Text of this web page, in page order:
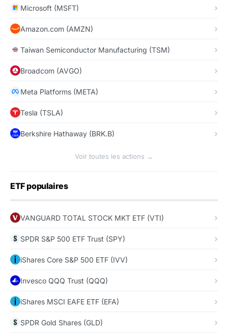
Microsoft (MSFT)
Amazon.com (AMZN)
Taiwan Semiconductor Manufacturing (TSM)
Broadcom (AVGO)
Meta Platforms (META)
Tesla (TSLA)
Berkshire Hathaway (BRK.B)
Voir toutes les actions →
ETF populaires
VANGUARD TOTAL STOCK MKT ETF (VTI)
SPDR S&P 500 ETF Trust (SPY)
iShares Core S&P 500 ETF (IVV)
Invesco QQQ Trust (QQQ)
iShares MSCI EAFE ETF (EFA)
SPDR Gold Shares (GLD)